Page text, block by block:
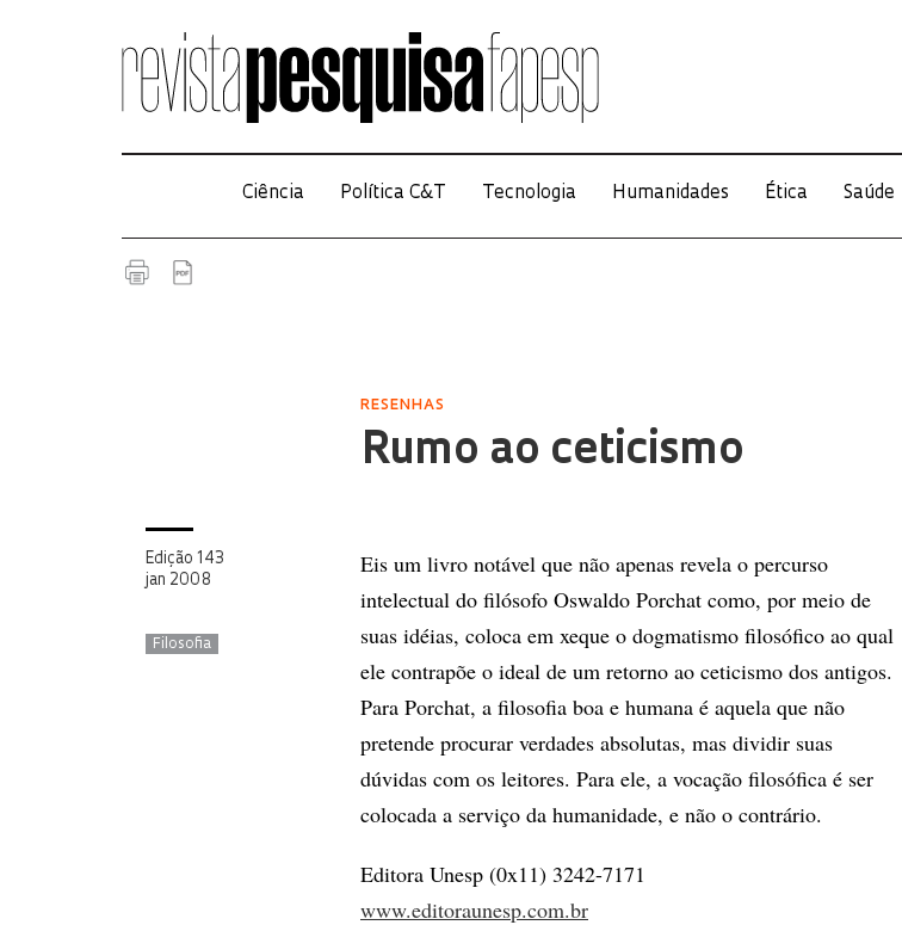
Ciência Política C&T Tecnologia Humanidades Ética Saúde
RESENHAS
Rumo ao ceticismo
Edição 143
jan 2008
Filosofia
Eis um livro notável que não apenas revela o percurso
intelectual do filósofo Oswaldo Porchat como, por meio de
suas idéias, coloca em xeque o dogmatismo filosófico ao qual
ele contrapõe o ideal de um retorno ao ceticismo dos antigos.
Para Porchat, a filosofia boa e humana é aquela que não
pretende procurar verdades absolutas, mas dividir suas
dúvidas com os leitores. Para ele, a vocação filosófica é ser
colocada a serviço da humanidade, e não o contrário.
Editora Unesp (0x11) 3242-7171
www.editoraunesp.com.br